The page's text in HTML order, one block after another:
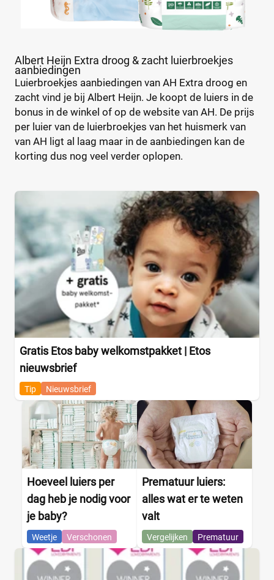
Verpakking
Standaard pak
Voordeelpak
Voorraadbox
Maat
(0)
13+ (0)
(0)
2 (0)
2-15+ (0)
2-3 (0)
+26 meer
Milieuvriendelijk
Ongeparfumeerd
Urine-indicator (0)
Geslacht
Jongen
Jongen en meisje
Meisje
Winkel
Albert Heijn Extra droog & zacht luierbroekjes
aanbiedingen
Luierbroekjes aanbiedingen van AH Extra droog en
zacht vind je bij Albert Heijn. Je koopt de luiers in de
bonus in de winkel of op de website van AH. De prijs
per luier van de luierbroekjes van het huismerk van
van AH ligt al laag maar in de aanbiedingen kan de
korting dus nog veel verder oplopen.
Gratis Etos baby welkomstpakket | Etos
nieuwsbrief
Tip Nieuwsbrief
Hoeveel luiers per
dag heb je nodig voor
je baby?
Weetje Verschonen
Prematuur luiers:
alles wat er te weten
valt
Vergelijken Prematuur